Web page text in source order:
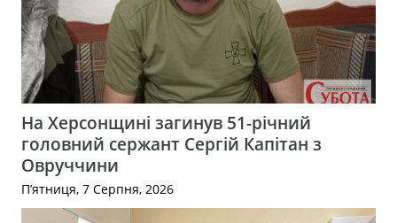
На Херсонщині загинув 51-річний
головний сержант Сергій Капітан з
Овруччини
П’ятниця, 7 Серпня, 2026